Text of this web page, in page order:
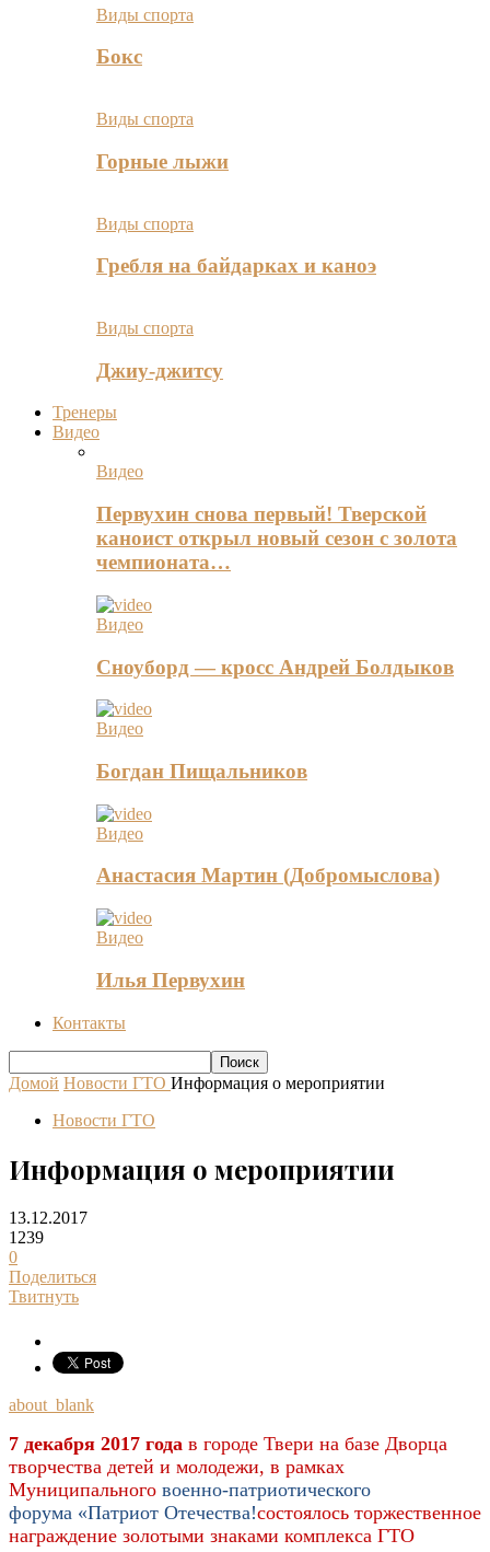
Виды спорта
Бокс
Виды спорта
Горные лыжи
Виды спорта
Гребля на байдарках и каноэ
Виды спорта
Джиу-джитсу
Тренеры
Видео
Видео
Первухин снова первый! Тверской
каноист открыл новый сезон с золота
чемпионата…
Видео
Сноуборд — кросс Андрей Болдыков
Видео
Богдан Пищальников
Видео
Анастасия Мартин (Добромыслова)
Видео
Илья Первухин
Контакты
Домой Новости ГТО Информация о мероприятии
Новости ГТО
Информация о мероприятии
13.12.2017
1239
0
Поделиться
Твитнуть
about_blank
7 декабря 2017 года в городе Твери на базе Дворца
творчества детей и молодежи, в рамках
Муниципального военно-патриотического
форума «Патриот Отечества!состоялось торжественное
награждение золотыми знаками комплекса ГТО